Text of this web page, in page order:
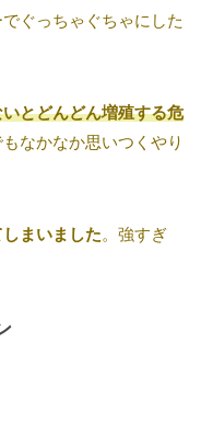
ぐっちゃぐちゃにした
とどんどん増殖する危
なかなか思いつくやり
まいました。強すぎ